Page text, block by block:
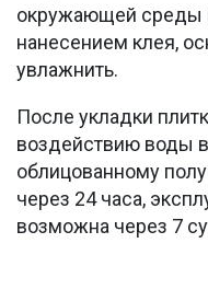
окружающей среды
нанесением клея,
увлажнить.
После укладки
воздействию воды
облицованному
через 24 часа,
возможна через 7